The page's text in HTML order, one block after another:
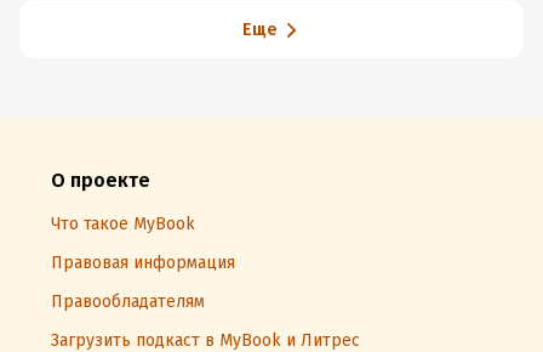
Еще
О проекте
Что такое MyBook
Правовая информация
Правообладателям
Загрузить подкаст в MyBook и Литрес